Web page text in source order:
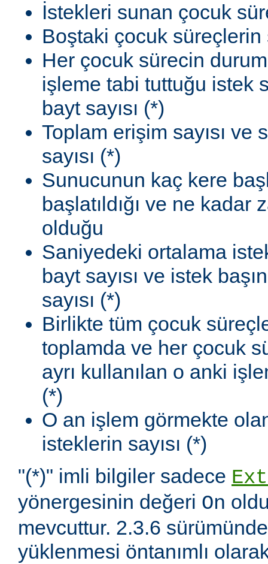
İstekleri sunan çocuk
Boştaki çocuk süreçlerin
Her çocuk sürecin
işleme tabi tuttuğu istek
bayt sayısı (*)
Toplam erişim sayısı ve
sayısı (*)
Sunucunun kaç kere
başlatıldığı ve ne kadar
olduğu
Saniyedeki ortalama
bayt sayısı ve istek
sayısı (*)
Birlikte tüm çocuk
toplamda ve her çocuk
ayrı kullanılan o anki
(*)
O an işlem görmekte
isteklerin sayısı (*)
"(*)" imli bilgiler sadece
yönergesinin değeri On
mevcuttur. 2.3.6
yüklenmesi öntanımlı